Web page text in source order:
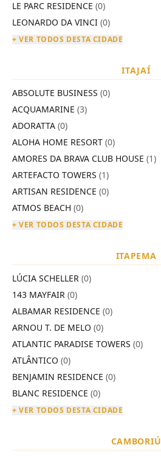
LE PARC RESIDENCE (0)
LEONARDO DA VINCI (0)
+ VER TODOS DESTA CIDADE
ITAJAÍ
ABSOLUTE BUSINESS (0)
ACQUAMARINE (3)
ADORATTA (0)
ALOHA HOME RESORT (0)
AMORES DA BRAVA CLUB HOUSE (1)
ARTEFACTO TOWERS (1)
ARTISAN RESIDENCE (0)
ATMOS BEACH (0)
+ VER TODOS DESTA CIDADE
ITAPEMA
LÚCIA SCHELLER (0)
143 MAYFAIR (0)
ALBAMAR RESIDENCE (0)
ARNOU T. DE MELO (0)
ATLANTIC PARADISE TOWERS (0)
ATLÂNTICO (0)
BENJAMIN RESIDENCE (0)
BLANC RESIDENCE (0)
+ VER TODOS DESTA CIDADE
CAMBORIÚ